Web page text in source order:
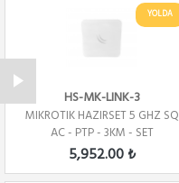
YOLDA
HS-MK-LINK-3
MIKROTIK HAZIRSET 5 GHZ SQ
AC - PTP - 3KM - SET
5,952.00 ₺